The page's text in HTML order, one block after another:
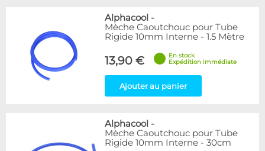
Alphacool -
Mèche Caoutchouc pour Tube
Rigide 10mm Interne - 1.5 Mètre
13,90 €
En stock
Expédition immédiate
Ajouter au panier
Alphacool -
Mèche Caoutchouc pour Tube
Rigide 10mm Interne - 30cm